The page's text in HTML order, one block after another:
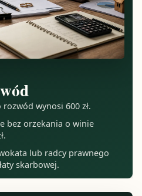
rozwód wynosi 600 zł.
bez orzekania o winie
lub radcy prawnego
skarbowej.